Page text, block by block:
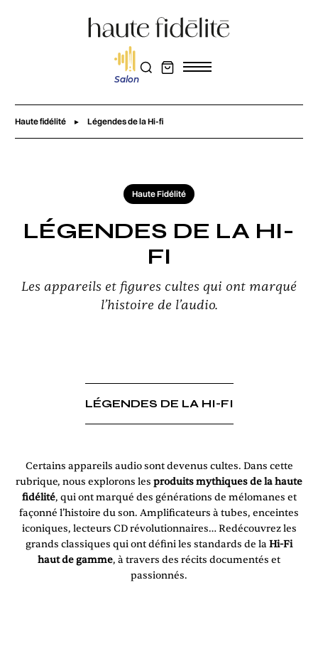
Salon
Haute fidélité Légendes de la Hi-fi
Haute Fidélité
LÉGENDES DE LA HI-
FI
Les appareils et figures cultes qui ont marqué
l’histoire de l’audio.
LÉGENDES DE LA HI-FI
Certains appareils audio sont devenus cultes. Dans cette
rubrique, nous explorons les produits mythiques de la haute
fidélité, qui ont marqué des générations de mélomanes et
façonné l’histoire du son. Amplificateurs à tubes, enceintes
iconiques, lecteurs CD révolutionnaires… Redécouvrez les
grands classiques qui ont défini les standards de laHi-Fi
haut de gamme, à travers des récits documentés et
passionnés.